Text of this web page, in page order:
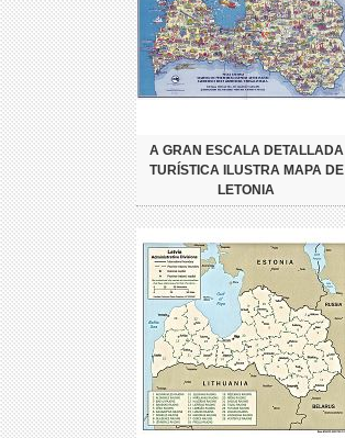
A GRAN ESCALA DETALLADA
TURÍSTICA ILUSTRA MAPA DE
LETONIA